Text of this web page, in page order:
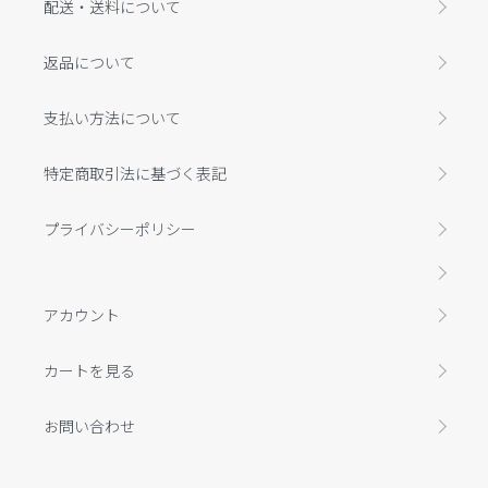
配送・送料について
返品について
支払い方法について
特定商取引法に基づく表記
プライバシーポリシー
アカウント
カートを見る
お問い合わせ